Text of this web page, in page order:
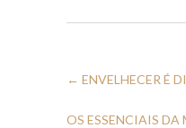
← ENVELHECER É
OS ESSENCIAIS DA